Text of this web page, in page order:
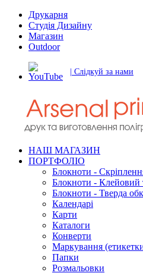
Друкарня
Студія Дизайну
Магазин
Outdoor
| Слідкуй за нами
НАШ МАГАЗИН
ПОРТФОЛІО
Блокноти -
Блокноти - Клейовий
Блокноти - Тверда
Календарі
Карти
Каталоги
Конверти
Маркування
Папки
Розмальовки